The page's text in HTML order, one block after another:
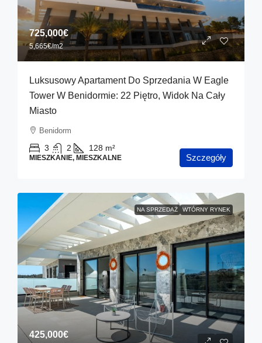
725,000€
5,665€/m2
Luksusowy Apartament Do Sprzedania W Eagle
Tower W Benidormie: 22 Piętro, Widok Na Cały
Miasto
Benidorm
3 2 128 m²
MIESZKANIE, MIESZKALNE Szczegóły
NA SPRZEDAŻ WTÓRNY RYNEK
425,000€